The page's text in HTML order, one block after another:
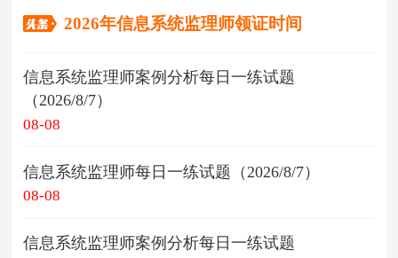
2026年信息系统监理师领证时间
信息系统监理师案例分析每日一练试题
（2026/8/7）
08-08
信息系统监理师每日一练试题（2026/8/7）
08-08
信息系统监理师案例分析每日一练试题